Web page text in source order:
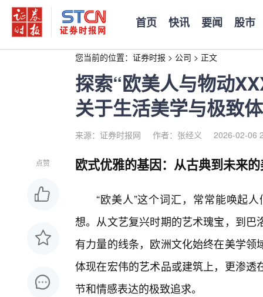
首页 快讯 要闻 股市
您当前的位置： 证券时报 > 公司 > 正文
探索“欧美人与物动
关于生活美学与极致
来源：证券时报网 作者：张经义 2026-02-06
点赞 欧式优雅的基因：从古典到未来
“欧美人”这个词汇，常常能唤起
想。从文艺复兴时期的艺术瑰宝，到
有力量的线条，欧洲文化始终在美学
体现在宏伟的艺术品或建筑上，更渗
节和情感表达的极致追求。